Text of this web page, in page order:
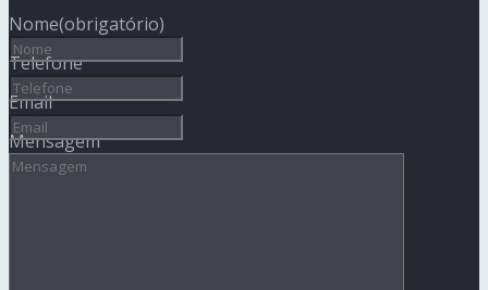
Nome(obrigatório)
Telefone
Email
Mensagem